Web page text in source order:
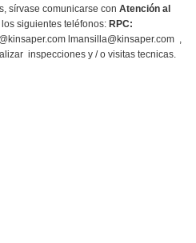
sírvase comunicarse con Atención al
siguientes teléfonos: RPC:
lmansilla@kinsaper.com,
inspecciones y / o visitas tecnicas.